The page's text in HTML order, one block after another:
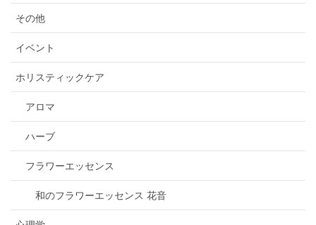
その他
イベント
ホリスティックケア
アロマ
ハーブ
フラワーエッセンス
和のフラワーエッセンス 花音